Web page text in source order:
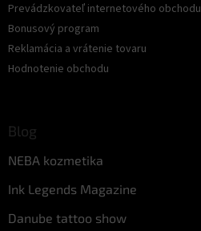
Prevádzkovateľ internetového obchodu
Bonusový program
Reklamácia a vrátenie tovaru
Hodnotenie obchodu
Blog
NEBA kozmetika
Ink Legends Magazine
Danube tattoo show